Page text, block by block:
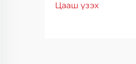
өрсөлдөх
Цааш үзэх